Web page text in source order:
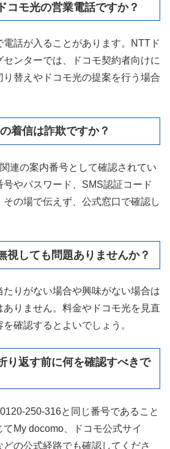
コモ光の営業電話ですか？
電話が入ることがあります。NTTド
センターでは、ドコモ契約者向けに
り替えやドコモ光の提案を行う場合
着信は詐欺ですか？
連の案内番号として確認されてい
号やパスワード、SMS認証コード
その場で伝えず、公式窓口で確認し
視しても問題ありませんか？
りがない場合や興味がない場合は
りません。料金やドコモ光を見直
確認するとよいでしょう。
り返す前に何を確認すべきで
250-316と同じ番号であること
My docomo、ドコモ公式サイ
どの公式経路でも確認してくださ